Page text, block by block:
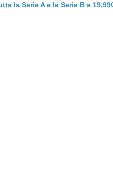
la Serie A e la Serie B a